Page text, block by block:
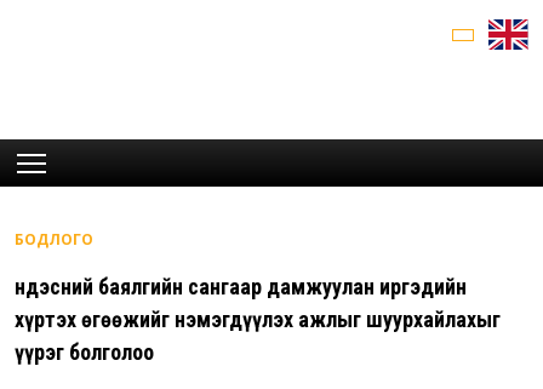
БОДЛОГО
Үндэсний баялгийн сангаар дамжуулан иргэдийн
хүртэх өгөөжийг нэмэгдүүлэх ажлыг шуурхайлахыг
үүрэг болголоо